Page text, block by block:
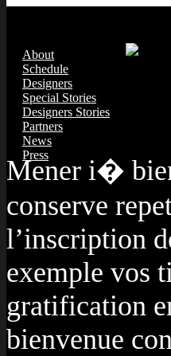
About
Schedule
Designers
Special Stories
Designers Stories
Partners
News
Press
Mener i�
conserve
l’inscription
exemple vos
gratification
bienvenue